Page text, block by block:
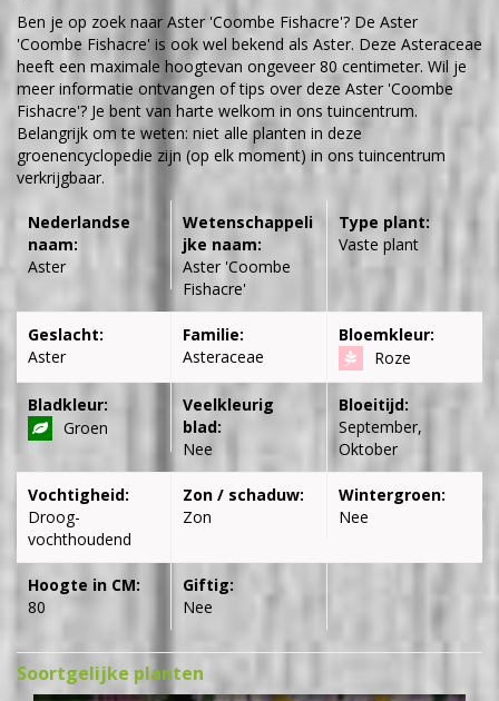
Ben je op zoek naar Aster 'Coombe Fishacre'? De Aster
'Coombe Fishacre' is ook wel bekend als Aster. Deze Asteraceae
heeft een maximale hoogtevan ongeveer 80 centimeter. Wil je
meer informatie ontvangen of tips over deze Aster 'Coombe
Fishacre'? Je bent van harte welkom in ons tuincentrum.
Belangrijk om te weten: niet alle planten in deze
groenencyclopedie zijn (op elk moment) in ons tuincentrum
verkrijgbaar.
Nederlandse
naam:
Aster
Wetenschappeli
jke naam:
Aster 'Coombe
Fishacre'
Type plant:
Vaste plant
Geslacht:
Aster
Familie:
Asteraceae
Bloemkleur:
Roze
Bladkleur:
Groen
Veelkleurig
blad:
Nee
Bloeitijd:
September,
Oktober
Vochtigheid:
Droog-
vochthoudend
Zon / schaduw:
Zon
Wintergroen:
Nee
Hoogte in CM:
80
Giftig:
Nee
Soortgelijke planten